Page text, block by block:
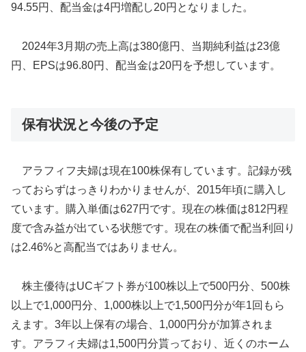
94.55円、配当金は4円増配し20円となりました。
2024年3月期の売上高は380億円、当期純利益は23億
円、EPSは96.80円、配当金は20円を予想しています。
保有状況と今後の予定
アラフィフ夫婦は現在100株保有しています。記録が残
っておらずはっきりわかりませんが、2015年頃に購入し
ています。購入単価は627円です。現在の株価は812円程
度で含み益が出ている状態です。現在の株価で配当利回り
は2.46%と高配当ではありません。
株主優待はUCギフト券が100株以上で500円分、500株
以上で1,000円分、1,000株以上で1,500円分が年1回もら
えます。3年以上保有の場合、1,000円分が加算されま
す。アラフィ夫婦は1,500円分貰っており、近くのホーム